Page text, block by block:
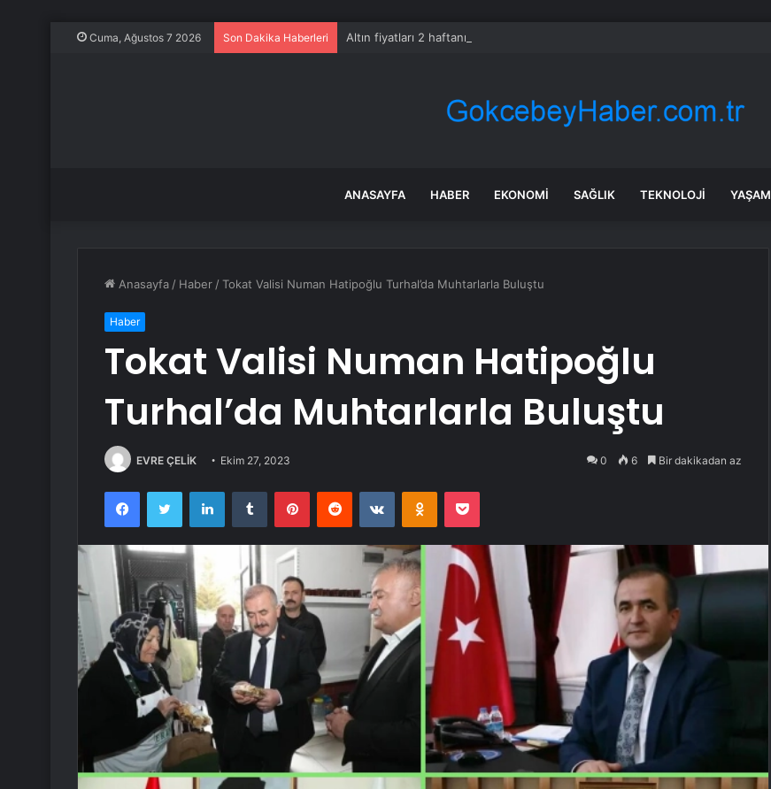
Cuma, Ağustos 7 2026 Son Dakika Haberleri Altın fiyatları 2 haftanın zirvesine yerleşti
ANASAYFA HABER EKONOMI SAĞLIK TEKNOLOJI YAŞAM
Anasayfa / Haber /Tokat Valisi Numan Hatipoğlu Turhal’da Muhtarlarla Buluştu
Haber
Tokat Valisi Numan Hatipoğlu
Turhal’da Muhtarlarla Buluştu
EVRE ÇELİK Ekim 27, 2023 0 6 Bir dakikadan az
FacebookTwitter LinkedInTumblr PinterestReddit VKontakteOdnoklassniki
Pocket